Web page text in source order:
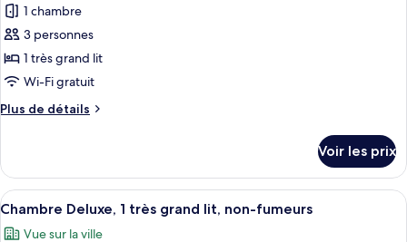
très
grand
lit
pour
ce
type
de
chambre :
Suite
»,
1
très
1 chambre
3 personnes
1 très grand lit
Wi-Fi gratuit
Plus de détails
Plus
le
type
de
Suite
Voir les prix
Afficher
toutes
Une chambre d’hôtel comprenant
11
Chambre Deluxe, 1 très grand lit, non-fumeurs
Vue sur la ville